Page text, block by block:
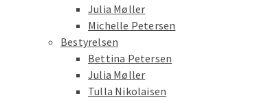
Julia Møller
Michelle Petersen
Bestyrelsen
Bettina Petersen
Julia Møller
Tulla Nikolaisen